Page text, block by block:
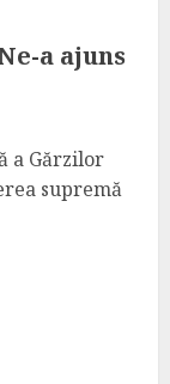
a ajuns
a Gărzilor
supremă